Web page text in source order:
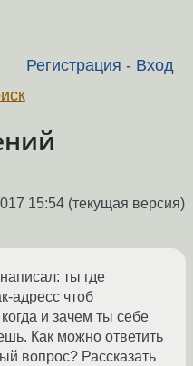
Регистрация - Вход
15:54 (текущая версия)
ты где
адресс чтоб
и зачем ты себе
Как можно ответить
вопрос? Рассказать